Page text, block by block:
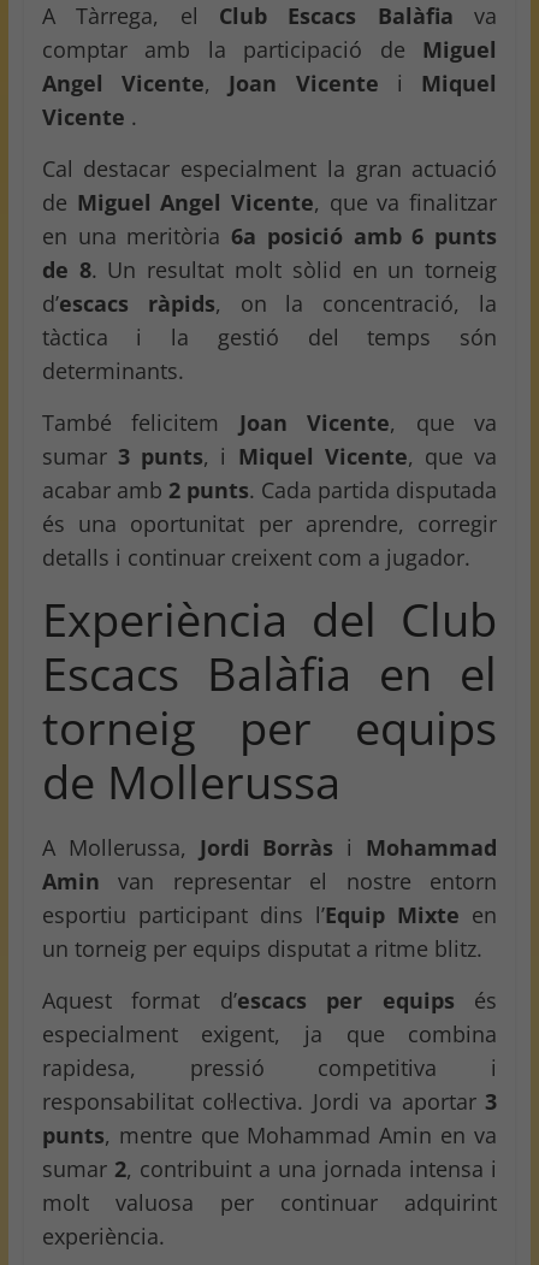
A Tàrrega, el Club Escacs Balàfia va
comptar amb la participació de Miguel
Angel Vicente, Joan Vicente i Miquel
Vicente .
Cal destacar especialment la gran actuació
de Miguel Angel Vicente, que va finalitzar
en una meritòria6a posició amb 6 punts
de 8. Un resultat molt sòlid en un torneig
d’escacs ràpids, on la concentració, la
tàctica i la gestió del temps són
determinants.
També felicitem Joan Vicente, que va
sumar 3 punts, i Miquel Vicente, que va
acabar amb 2 punts. Cada partida disputada
és una oportunitat per aprendre, corregir
detalls i continuar creixent com a jugador.
Experiència del Club
Escacs Balàfia en el
torneig per equips
de Mollerussa
A Mollerussa, Jordi Borràs i Mohammad
Aminvan representar el nostre entorn
esportiu participant dins l’Equip Mixte en
un torneig per equips disputat a ritme blitz.
Aquest format d’escacs per equips és
especialment exigent, ja que combina
rapidesa, pressió competitiva i
responsabilitat col·lectiva. Jordi va aportar3
punts, mentre que Mohammad Amin en va
sumar 2, contribuint a una jornada intensa i
molt valuosa per continuar adquirint
experiència.